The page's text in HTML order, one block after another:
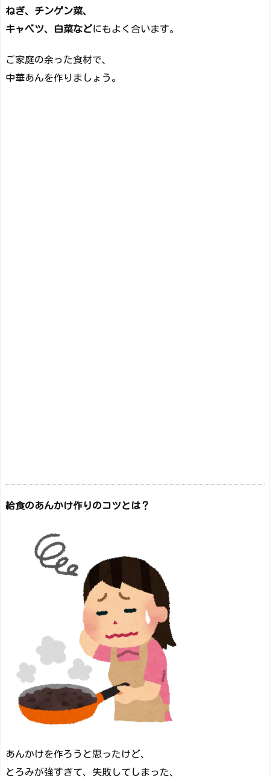
ねぎ、チンゲン菜、
キャベツ、白菜などにもよく合います。
ご家庭の余った食材で、
中華あんを作りましょう。
給食のあんかけ作りのコツとは？
あんかけを作ろうと思ったけど、
とろみが強すぎて、失敗してしまった、